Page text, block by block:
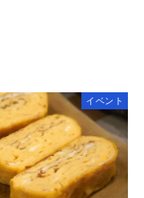
イベント